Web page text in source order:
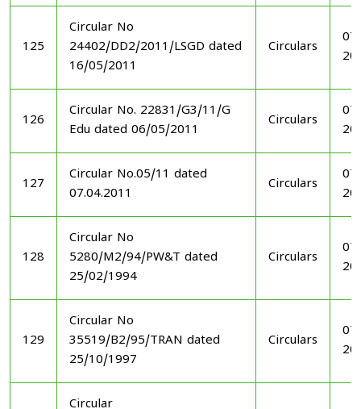
125
Circular No
24402/DD2/2011/LSGD dated
16/05/2011
Circulars
126
Circular No. 22831/G3/11/G
Edu dated 06/05/2011
Circulars
127
Circular No.05/11 dated
07.04.2011
Circulars
128
Circular No
5280/M2/94/PW&T dated
25/02/1994
Circulars
129
Circular No
35519/B2/95/TRAN dated
25/10/1997
Circulars
Circular